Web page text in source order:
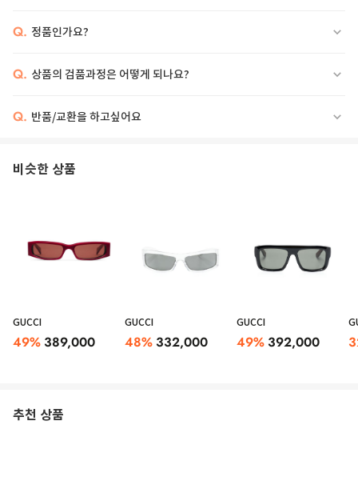
Q. 정품인가요?
Q. 상품의 검품과정은 어떻게 되나요?
Q. 반품/교환을 하고싶어요
비슷한 상품
GUCCI
49% 389,000
GUCCI
48% 332,000
GUCCI
49% 392,000
추천 상품